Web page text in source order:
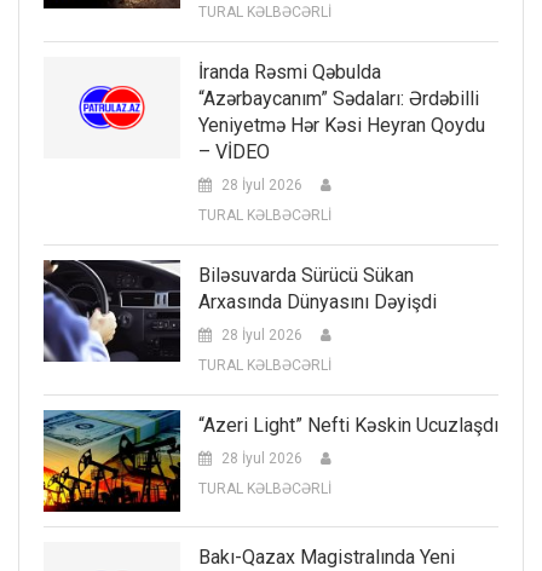
TURAL KƏLBƏCƏRLİ
İranda Rəsmi Qəbulda
“Azərbaycanım” Sədaları: Ərdəbilli
Yeniyetmə Hər Kəsi Heyran Qoydu
– VİDEO
28 İyul 2026
TURAL KƏLBƏCƏRLİ
Biləsuvarda Sürücü Sükan
Arxasında Dünyasını Dəyişdi
28 İyul 2026
TURAL KƏLBƏCƏRLİ
“Azeri Light” Nefti Kəskin Ucuzlaşdı
28 İyul 2026
TURAL KƏLBƏCƏRLİ
Bakı-Qazax Magistralında Yeni